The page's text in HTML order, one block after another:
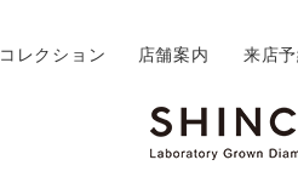
コレクション 店舗案内 来店